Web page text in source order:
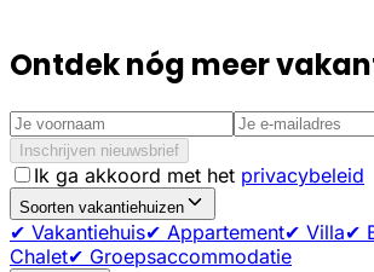
Ontdek nóg meer
Inschrijven nieuwsbrief
Ik ga akkoord met het privacybeleid
Soorten vakantiehuizen
✔ Vakantiehuis✔ Appartement✔ Villa✔
Chalet✔ Groepsaccommodatie